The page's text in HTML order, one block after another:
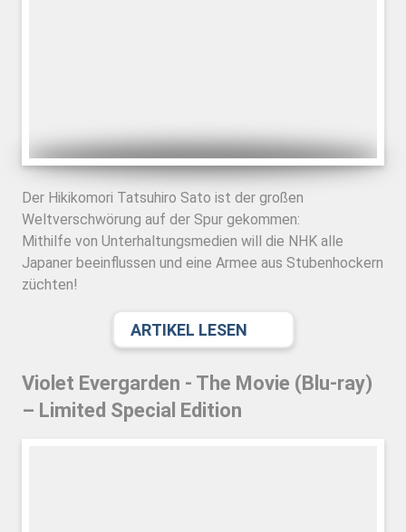
Der Hikikomori Tatsuhiro Sato ist der großen
Weltverschwörung auf der Spur gekommen:
Mithilfe von Unterhaltungsmedien will die NHK alle
Japaner beeinflussen und eine Armee aus Stubenhockern
züchten!
ARTIKEL LESEN
Violet Evergarden - The Movie (Blu-ray)
– Limited Special Edition